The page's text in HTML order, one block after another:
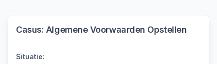
Casus: Algemene Voorwaarden Opstellen
Situatie: